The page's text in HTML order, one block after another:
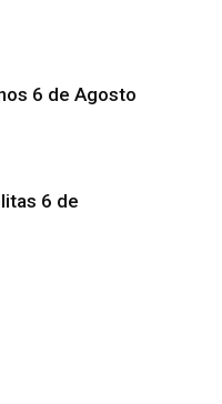
6 de Agosto
6 de